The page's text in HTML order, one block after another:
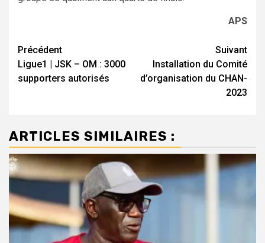
APS
Navigation
d’article
Précédent
Ligue1 | JSK – OM : 3000
supporters autorisés
Suivant
Installation du Comité
d’organisation du CHAN-
2023
ARTICLES SIMILAIRES :